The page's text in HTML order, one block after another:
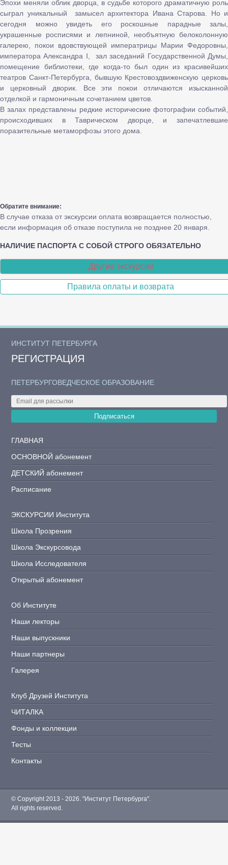
Эпохи меняли облик дворца, в судьбе которого драматичную роль
сыграл уникальный замысел архитектора Ивана Старова. Но и
сегодня можно увидеть его роскошные парадные залы,
украшенные росписями и лепниной, необъятную белоколонную
галерею, покои вдовствующей императрицы Марии Федоровны,
императора Александра I, зал заседаний Государственной Думы,
помещение библиотеки, где когда-то был один из красивейших
театров Санкт-Петербурга, бывшую Крестовоздвиженскую церковь
и церковный дворик. Все эти покои отличаются изысканной
отделкой и гармоничным сочетанием цветов.
В залах представлены редкие исторические фотографии событий,
происходивших в Таврическом дворце, и запечатлевшие
поразительные метаморфозы этого дома.
Обратите внимание:
В случае отказа от экскурсии оплата возвращается полностью,
если информация об отказе поступила не позднее 20 января.
НАЛИЧИЕ ПАСПОРТА С СОБОЙ СТРОГО ОБЯЗАТЕЛЬНО
Другие экскурсии
Правила оплаты и возврата
ИНСТИТУТ ПЕТЕРБУРГА
РЕГИСТРАЦИЯ
ГЛАВНАЯ
ОСНОВНОЙ абонемент
ДЕТСКИЙ абонемент
Расписание
ЭКСКУРСИИ Института
Школа Прозрения
Школа Экскурсовода
Школа Исследователя
Открытый абонемент
Об Институте
Наши лекторы
Наши выпускники
Наши партнеры
Галерея
Клуб Друзей Института
ЧИТАЛКА
Фонды и коллекции
Тесты
Контакты
ПЕТЕРБУРГОВЕДЧЕСКОЕ ОБРАЗОВАНИЕ
Подписаться
© Copyright 2013 - 2026. "Институт Петербурга".
All rights reserved.